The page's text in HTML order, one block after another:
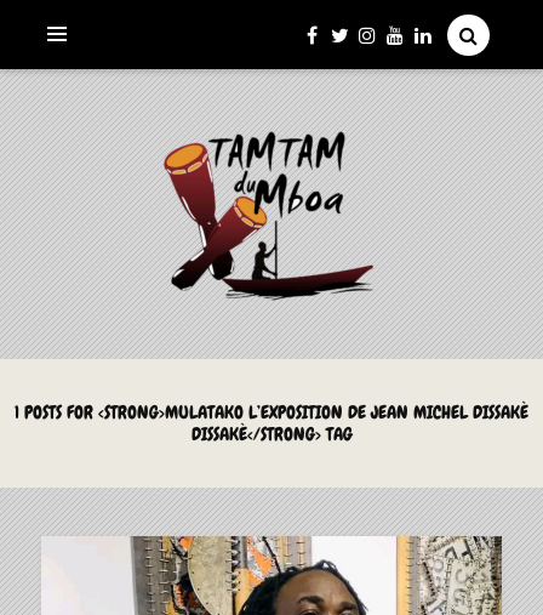
LE TAMTAM DU MBOA
La Culture du Mboa Dévoilée !
1 POSTS FOR <STRONG>MULATAKO L’EXPOSITION DE JEAN MICHEL DISSAKÈ
DISSAKÈ</STRONG> TAG